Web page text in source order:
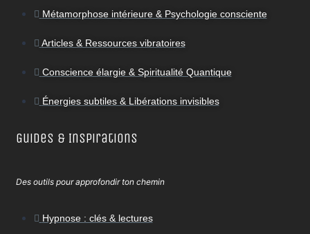
Métamorphose intérieure & Psychologie consciente
Articles & Ressources vibratoires
Conscience élargie & Spiritualité Quantique
Énergies subtiles & Libérations invisibles
Guides & Inspirations
Des outils pour approfondir ton chemin
Hypnose : clés & lectures